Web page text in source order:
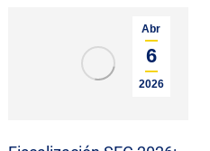
Abr
6
2026